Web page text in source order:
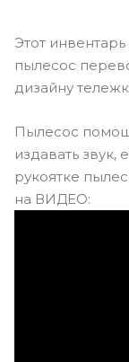
Этот
пылесос
дизайну
Пылесос
издавать звук,
рукоятке
на ВИДЕО: